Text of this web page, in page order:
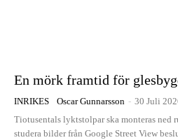
En mörk framtid för
INRIKES Oscar Gunnarsson - 30 Juli
Tiotusentals lyktstolpar ska monteras ned
studera bilder från Google Street View